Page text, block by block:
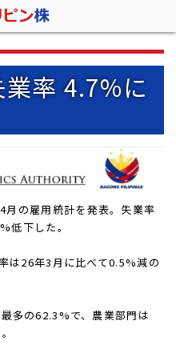
業率 4.7%に
の雇用統計を発表。失業率
低下した。
は26年3月に比べて0.5%減の
多の62.3%で、農業部門は